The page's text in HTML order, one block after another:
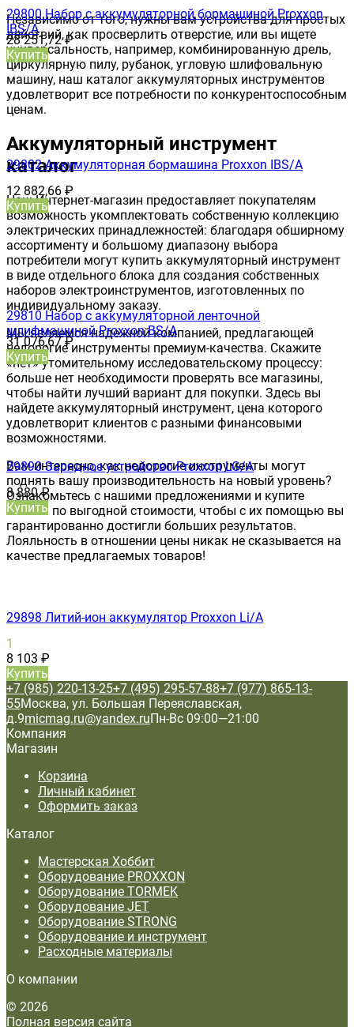
Независимо от того, нужны вам устройства для простых
действий, как просверлить отверстие, или вы ищете
универсальность, например, комбинированную дрель,
циркулярную пилу, рубанок, угловую шлифовальную
машину, наш каталог аккумуляторных инструментов
удовлетворит все потребности по конкурентоспособным
ценам.
Аккумуляторный инструмент
каталог
Наш Интернет-магазин предоставляет покупателям
возможность укомплектовать собственную коллекцию
электрических принадлежностей: благодаря обширному
ассортименту и большому диапазону выбора
потребители могут купить аккумуляторный инструмент
в виде отдельного блока для создания собственных
наборов электроинструментов, изготовленных по
индивидуальному заказу.
Мы являемся надежной компанией, предлагающей
недорогие инструменты премиум-качества. Скажите
«нет» утомительному исследовательскому процессу:
больше нет необходимости проверять все магазины,
чтобы найти лучший вариант для покупки. Здесь вы
найдете аккумуляторный инструмент, цена которого
удовлетворит клиентов с разными финансовыми
возможностями.
Вам интересно, как недорогие инструменты могут
поднять вашу производительность на новый уровень?
Ознакомьтесь с нашими предложениями и купите
онлайн по выгодной стоимости, чтобы с их помощью вы
гарантированно достигли больших результатов.
Лояльность в отношении цены никак не сказывается на
качестве предлагаемых товаров!
29800 Набор с аккумуляторной бормашиной Proxxon
IBS/A
28 251,72₽
Купить
29802 Аккумуляторная бормашина Proxxon IBS/A
12 882,66 ₽
Купить
29810 Набор с аккумуляторной ленточной
шлифмашиной Proxxon BS/A
31 076,67₽
Купить
29890 Зарядное устройство Proxxon LG/A
8 880₽
Купить
29898 Литий-ион аккумулятор Proxxon Li/A
1
8 103 ₽
Купить
+7 (985) 220-13-25+7 (495) 295-57-88+7 (977) 865-13-
55Москва, ул. Большая Переяславская,
д.9micmag.ru@yandex.ruПн-Вс 09:00—21:00
Компания
Магазин
Корзина
Личный кабинет
Оформить заказ
Каталог
Мастерская Хоббит
Оборудование PROXXON
Оборудование TORMEK
Оборудование JET
Оборудование STRONG
Оборудование и инструмент
Расходные материалы
О компании
© 2026
Полная версия сайта